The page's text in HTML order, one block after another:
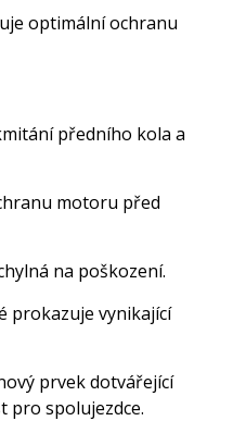
optimální ochranu
předního kola a
motoru před
na poškození.
prokazuje vynikající
prvek dotvářející
pro spolujezdce.